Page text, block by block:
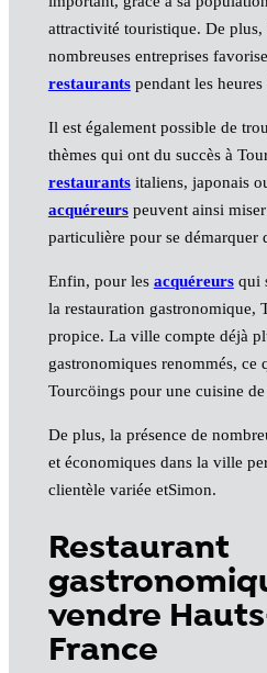
attractivité touristique. De plus,
nombreuses entreprises
restaurantspendant les heures
Il est également possible de
thèmes qui ont du succès à
restaurantsitaliens, japonais
acquéreurspeuvent ainsi
particulière pour se démarquer
Enfin, pour les acquéreursqui
la restauration gastronomique,
propice. La ville compte déjà
gastronomiques renommés, ce
Tourcöings pour une cuisine
De plus, la présence de
et économiques dans la ville
clientèle variée etSimon.
Restaurant
vendre
France